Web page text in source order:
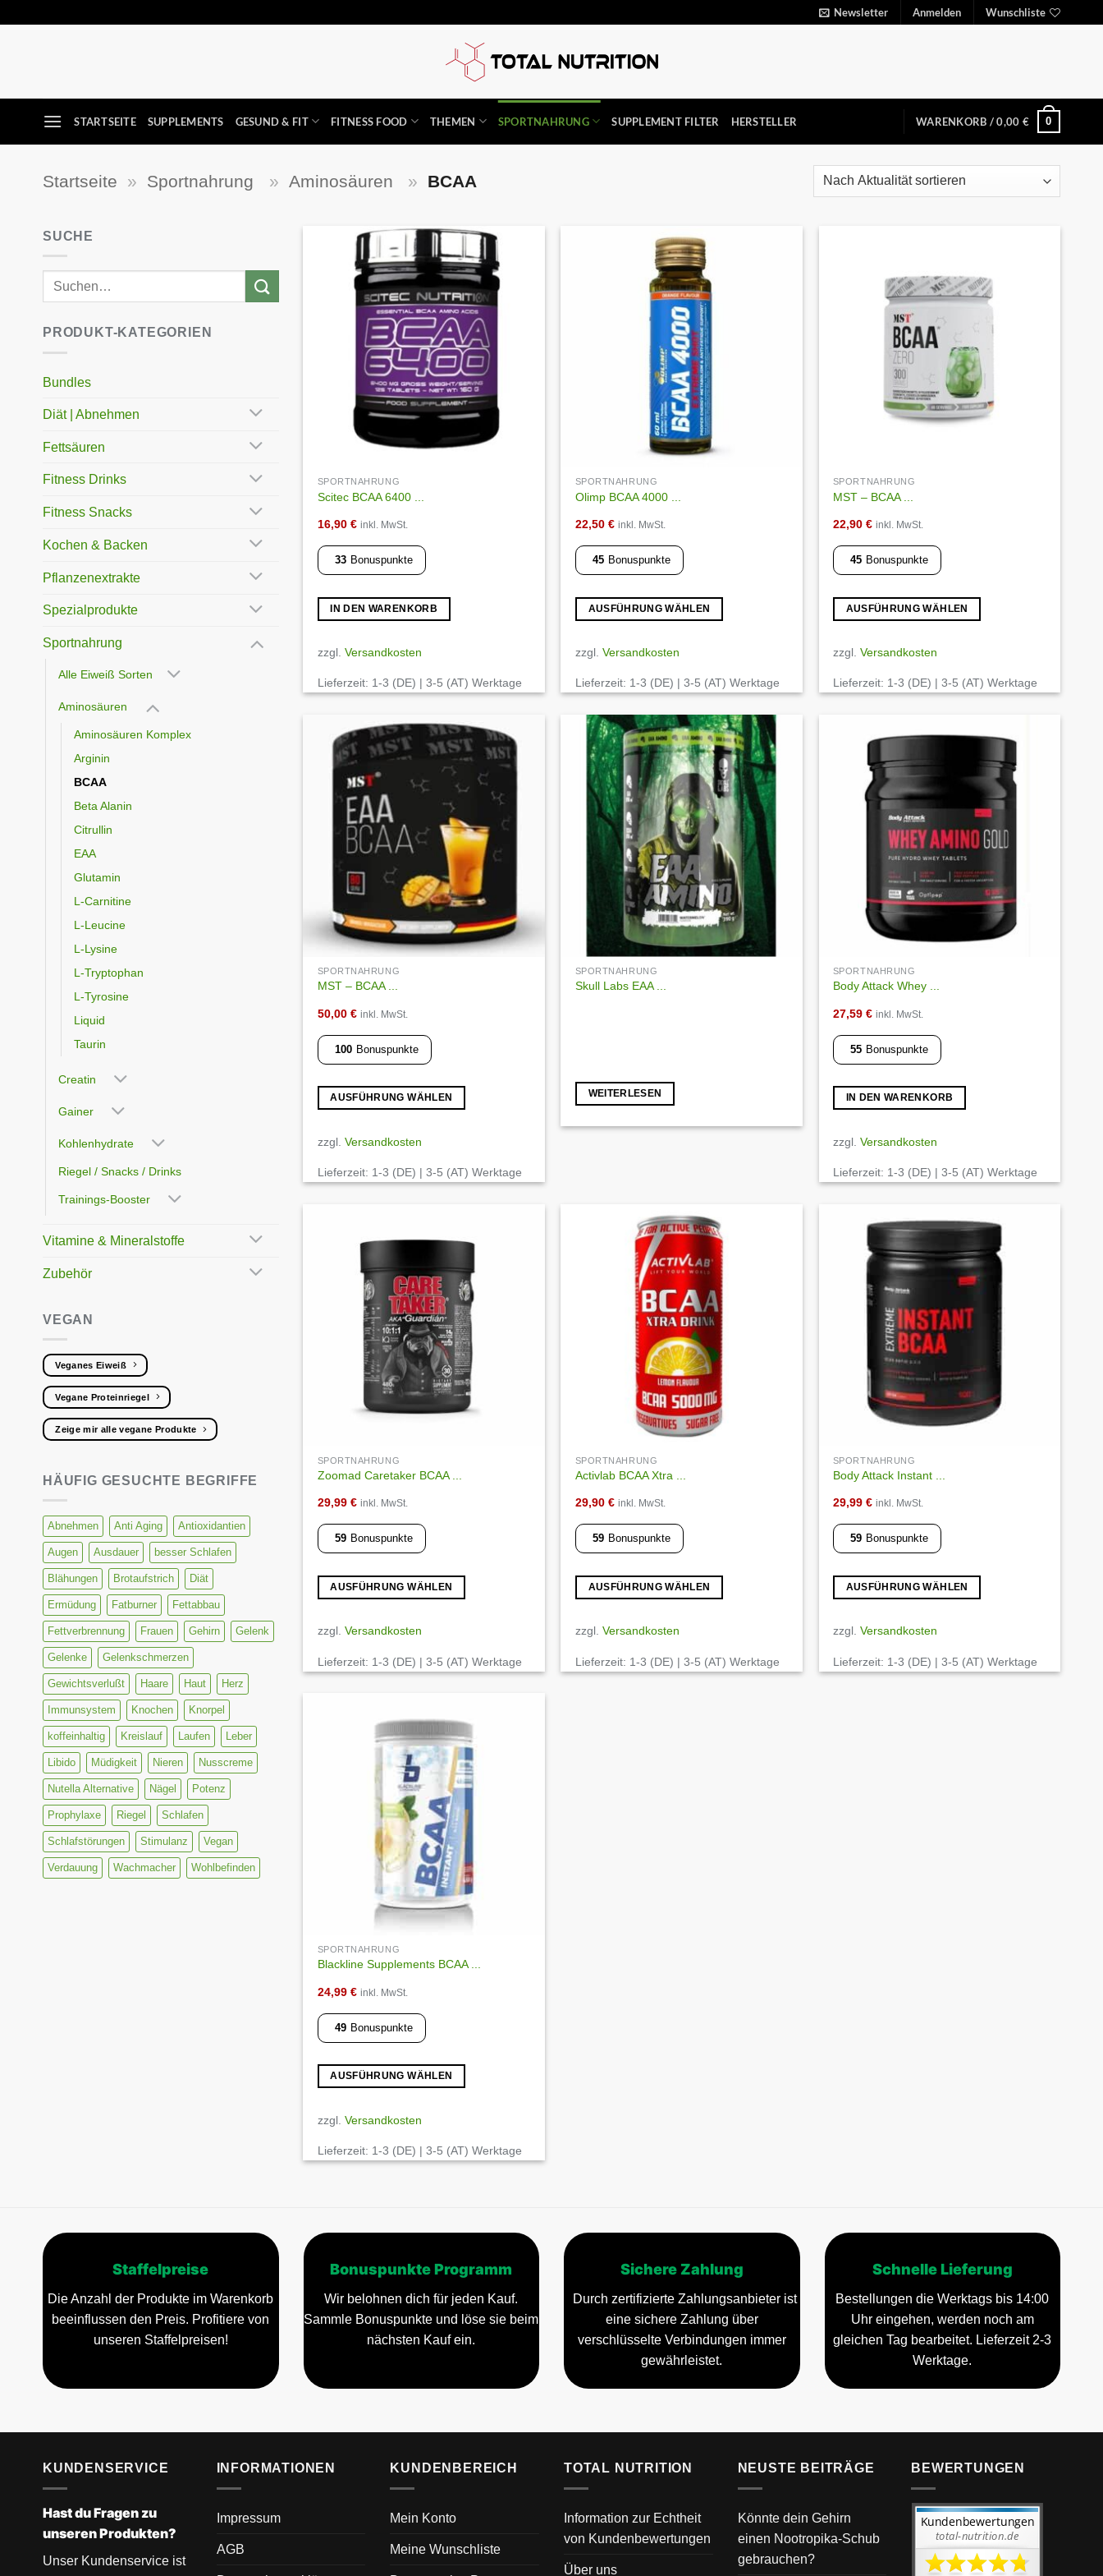
Newsletter Anmelden Wunschliste
STARTSEITE SUPPLEMENTS GESUND & FIT FITNESS FOOD THEMEN SPORTNAHRUNG SUPPLEMENT FILTER HERSTELLER WARENKORB /0,00 € 0
Startseite » Sportnahrung » Aminosäuren » BCAA
SUCHE
PRODUKT-KATEGORIEN
Bundles
Diät | Abnehmen
Fettsäuren
Fitness Drinks
Fitness Snacks
Kochen & Backen
Pflanzenextrakte
Spezialprodukte
Sportnahrung
Alle Eiweiß Sorten
Aminosäuren
Aminosäuren Komplex
Arginin
BCAA
Beta Alanin
Citrullin
EAA
Glutamin
L-Carnitine
L-Leucine
L-Lysine
L-Tryptophan
L-Tyrosine
Liquid
Taurin
Creatin
Gainer
Kohlenhydrate
Riegel / Snacks / Drinks
Trainings-Booster
Vitamine & Mineralstoffe
Zubehör
VEGAN
Veganes Eiweiß
Vegane Proteinriegel
Zeige mir alle vegane Produkte
HÄUFIG GESUCHTE BEGRIFFE
Abnehmen Anti Aging Antioxidantien
Augen Ausdauer besser Schlafen
Blähungen Brotaufstrich Diät
Ermüdung Fatburner Fettabbau
Fettverbrennung Frauen Gehirn Gelenk
Gelenke Gelenkschmerzen
Gewichtsverlußt Haare Haut Herz
Immunsystem Knochen Knorpel
koffeinhaltig Kreislauf Laufen Leber
Libido Müdigkeit Nieren Nusscreme
Nutella Alternative Nägel Potenz
Prophylaxe Riegel Schlafen
Schlafstörungen Stimulanz Vegan
Verdauung Wachmacher Wohlbefinden
Auf die
Wunschliste
SPORTNAHRUNG
Scitec BCAA 6400 ...
16,90 € inkl. MwSt.
33 Bonuspunkte
IN DEN WARENKORB
zzgl. Versandkosten
Lieferzeit: 1-3 (DE) | 3-5 (AT) Werktage
SPORTNAHRUNG
Olimp BCAA 4000 ...
22,50 € inkl. MwSt.
45 Bonuspunkte
AUSFÜHRUNG WÄHLEN
Produkt
mehrere
auf.
Die
Optionen
können
Produktseite
zzgl. Versandkosten
Lieferzeit: 1-3 (DE) | 3-5 (AT) Werktage
SPORTNAHRUNG
MST – BCAA ...
22,90 € inkl. MwSt.
45 Bonuspunkte
AUSFÜHRUNG WÄHLEN
Produkt
mehrere
Optionen
können
Produktseite
zzgl. Versandkosten
Lieferzeit: 1-3 (DE) | 3-5 (AT) Werktage
Auf die
Wunschliste
SPORTNAHRUNG
MST – BCAA ...
50,00 € inkl. MwSt.
100 Bonuspunkte
AUSFÜHRUNG WÄHLEN
Produkt
mehrere
Optionen
Produktseite
zzgl. Versandkosten
Lieferzeit: 1-3 (DE) | 3-5 (AT) Werktage
Auf die
Wunschliste
SPORTNAHRUNG
Skull Labs EAA ...
WEITERLESEN
Auf die
Wunschliste
SPORTNAHRUNG
Body Attack Whey ...
27,59 € inkl. MwSt.
55 Bonuspunkte
IN DEN WARENKORB
zzgl. Versandkosten
Lieferzeit: 1-3 (DE) | 3-5 (AT) Werktage
SPORTNAHRUNG
Zoomad Caretaker BCAA ...
29,99 € inkl. MwSt.
59 Bonuspunkte
AUSFÜHRUNG WÄHLEN
Produkt
mehrere
Produktseite
zzgl. Versandkosten
Lieferzeit: 1-3 (DE) | 3-5 (AT) Werktage
SPORTNAHRUNG
Activlab BCAA Xtra ...
29,90 € inkl. MwSt.
59 Bonuspunkte
AUSFÜHRUNG WÄHLEN
Produkt
mehrere
zzgl. Versandkosten
Lieferzeit: 1-3 (DE) | 3-5 (AT) Werktage
Wunschliste
SPORTNAHRUNG
Body Attack Instant ...
29,99 € inkl. MwSt.
59 Bonuspunkte
AUSFÜHRUNG WÄHLEN
Produkt
mehrere
zzgl. Versandkosten
Lieferzeit: 1-3 (DE) | 3-5 (AT) Werktage
SPORTNAHRUNG
Blackline Supplements BCAA ...
24,99 € inkl. MwSt.
49 Bonuspunkte
AUSFÜHRUNG WÄHLEN
Produkt
mehrere
auf
Produktseite
gewählt
zzgl. Versandkosten
Lieferzeit: 1-3 (DE) | 3-5 (AT) Werktage
Staffelpreise
Die Anzahl der Produkte im Warenkorb
beeinflussen den Preis. Profitiere von
unseren Staffelpreisen!
Bonuspunkte Programm
Wir belohnen dich für jeden Kauf.
Sammle Bonuspunkte und löse sie beim
nächsten Kauf ein.
Sichere Zahlung
Durch zertifizierte Zahlungsanbieter ist
eine sichere Zahlung über
verschlüsselte Verbindungen immer
gewährleistet.
Schnelle Lieferung
Bestellungen die Werktags bis 14:00
Uhr eingehen, werden noch am
gleichen Tag bearbeitet. Lieferzeit 2-3
Werktage.
KUNDENSERVICE
Hast du Fragen zu
unseren Produkten?
Unser Kundenservice ist
INFORMATIONEN
Impressum
AGB
KUNDENBEREICH
Mein Konto
Meine Wunschliste
TOTAL NUTRITION
Information zur Echtheit
von Kundenbewertungen
Über uns
NEUSTE BEITRÄGE
Könnte dein Gehirn
einen Nootropika-Schub
gebrauchen?
BEWERTUNGEN